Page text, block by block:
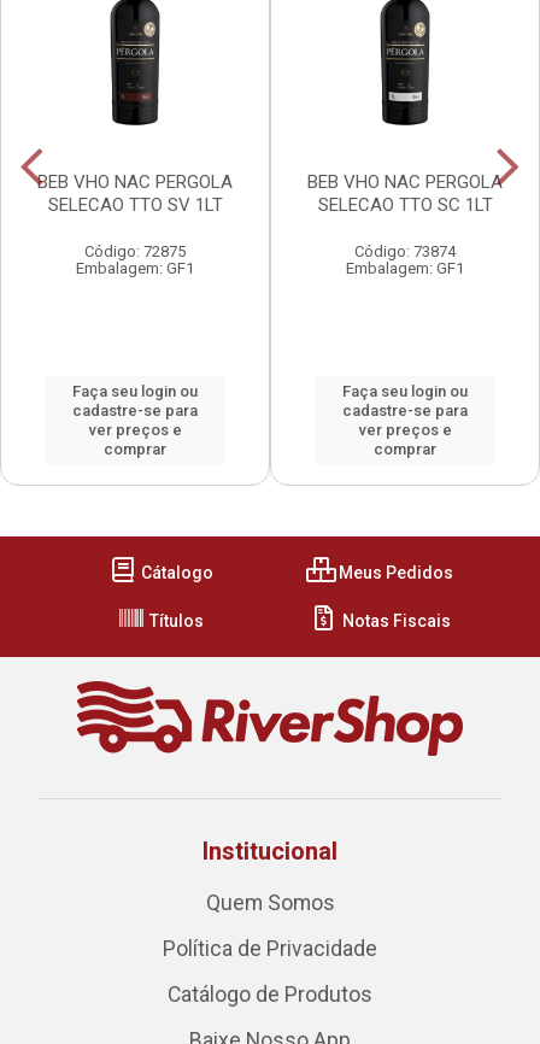
BEB VHO NAC PERGOLA
SELECAO TTO SV 1LT
Código: 72875
Embalagem: GF1
Faça seu login ou
cadastre-se para
ver preços e
comprar
BEB VHO NAC PERGOLA
SELECAO TTO SC 1LT
Código: 73874
Embalagem: GF1
Faça seu login ou
cadastre-se para
ver preços e
comprar
Cátalogo Meus Pedidos
Títulos Notas Fiscais
Institucional
Quem Somos
Política de Privacidade
Catálogo de Produtos